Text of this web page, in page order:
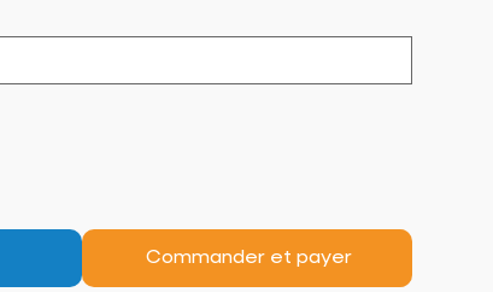
Commander et payer